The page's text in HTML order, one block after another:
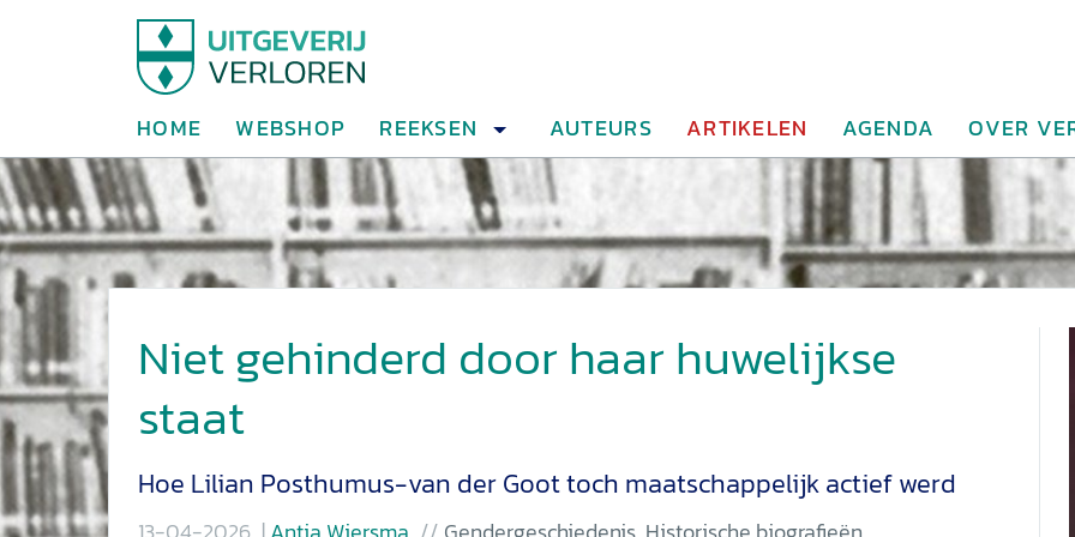
HOME WEBSHOP REEKSEN AUTEURS ARTIKELEN AGENDA OVER
Niet gehinderd door haar huwelijkse
staat
Hoe Lilian Posthumus-van der Goot toch maatschappelijk actief werd